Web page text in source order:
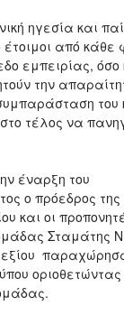
ηγεσία και
έτοιμοι από κάθε
εμπειρίας, όσο
την
του
τέλος να
έναρξη του
ο πρόεδρος
και οι
Σταμάτης
οριοθετώντας